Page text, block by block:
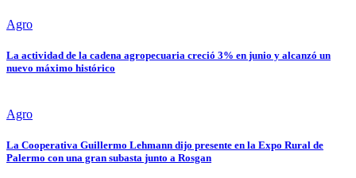
Agro
La actividad de la cadena agropecuaria creció 3% en junio y alcanzó un
nuevo máximo histórico
Agro
La Cooperativa Guillermo Lehmann dijo presente en la Expo Rural de
Palermo con una gran subasta junto a Rosgan